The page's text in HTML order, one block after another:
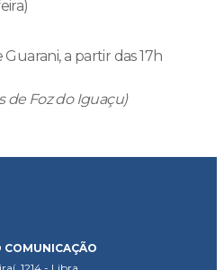
Guarani, a partir das 17h
de Foz do Iguaçu)
COMUNICAÇÃO